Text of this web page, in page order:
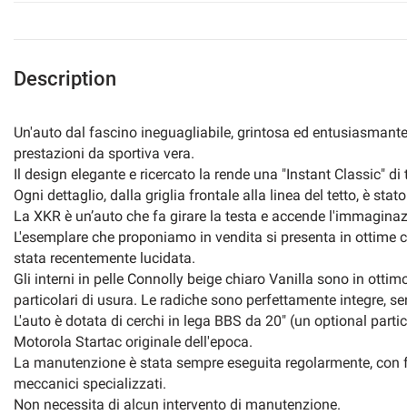
Description
Un'auto dal fascino ineguagliabile, grintosa ed
prestazioni da sportiva vera.
Il design elegante e ricercato la rende una "Instant Classic" di
Ogni dettaglio, dalla griglia frontale alla linea del tetto, è
La XKR è un’auto che fa girare la testa e accende
L'esemplare che proponiamo in vendita si presenta in
stata recentemente lucidata.
Gli interni in pelle Connolly beige chiaro Vanilla sono in
particolari di usura. Le radiche sono perfettamente integre,
L'auto è dotata di cerchi in lega BBS da 20" (un optional
Motorola Startac originale dell'epoca.
La manutenzione è stata sempre eseguita regolarmente,
meccanici specializzati.
Non necessita di alcun intervento di manutenzione.
User experience improvement cookies
Marketing cookies